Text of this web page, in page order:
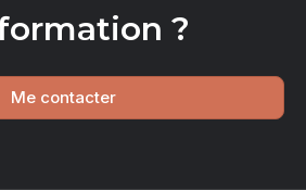
?
Me contacter